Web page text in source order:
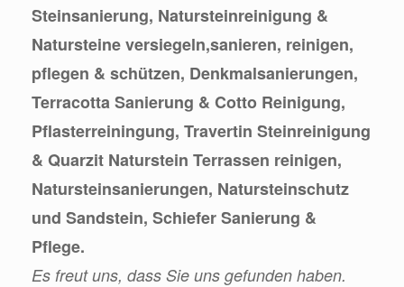
Steinsanierung, Natursteinreinigung &
Natursteine versiegeln,sanieren, reinigen,
pflegen & schützen, Denkmalsanierungen,
Terracotta Sanierung & Cotto Reinigung,
Pflasterreiningung, Travertin Steinreinigung
& Quarzit Naturstein Terrassen reinigen,
Natursteinsanierungen, Natursteinschutz
und Sandstein, Schiefer Sanierung &
Pflege.
Es freut uns, dass Sie uns gefunden haben.